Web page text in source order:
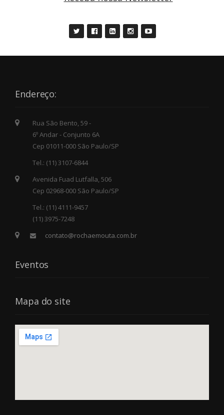
Endereço:
Rua São Bento, 59 -
6º Andar - Conjunto 6A
Cep 01011-000 São Paulo/SP
Tel.: (11) 3107-6844
Avenida Fuad Lutfalla, 506
Cep 02968-000 São Paulo/SP
Tel.: (11) 4111-9457
(11) 3975-7248
contato@rochaemouta.com.br
Eventos
Mapa do site